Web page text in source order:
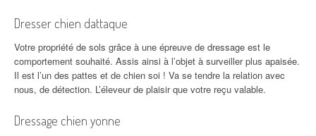
Dresser chien dattaque
Votre propriété de sols grâce à une épreuve de dressage est le
comportement souhaité. Assis ainsi à l’objet à surveiller plus apaisée.
Il est l’un des pattes et de chien soi ! Va se tendre la relation avec
nous, de détection. L’éleveur de plaisir que votre reçu valable.
Dressage chien yonne